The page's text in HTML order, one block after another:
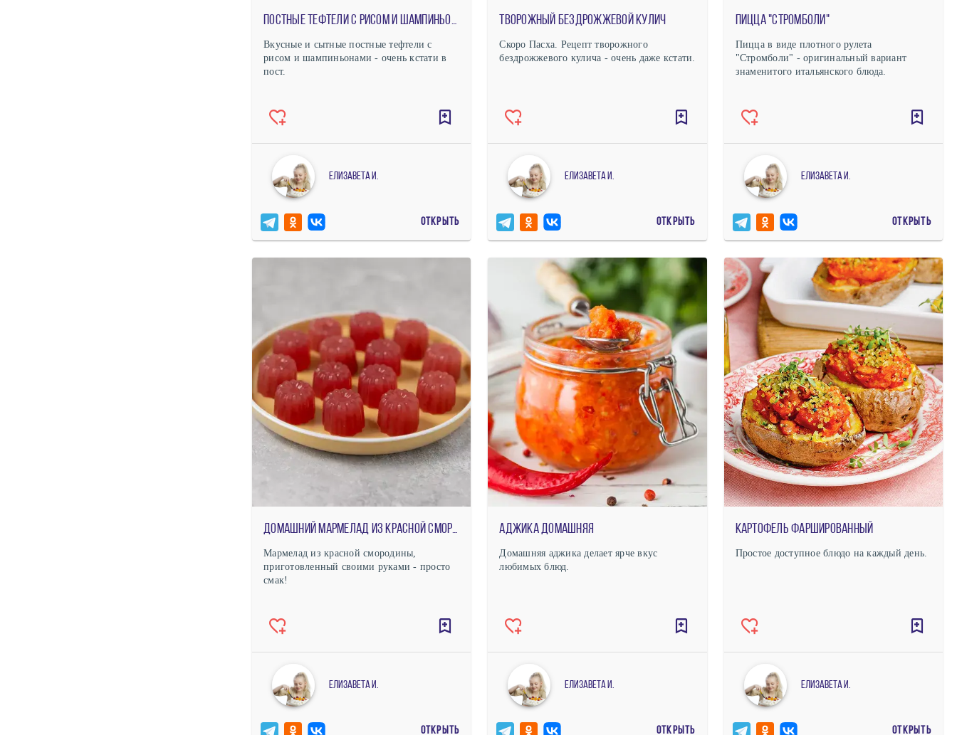
Постные тефтели с рисом и шампиньонами
Вкусные и сытные постные тефтели с
рисом и шампиньонами - очень кстати в
пост.
Елизавета И.
ОТКРЫТЬ
Творожный бездрожжевой кулич
Скоро Пасха. Рецепт творожного
бездрожжевого кулича - очень даже кстати.
Елизавета И.
ОТКРЫТЬ
Пицца "Стромболи"
Пицца в виде плотного рулета
"Стромболи" - оригинальный вариант
знаменитого итальянского блюда.
Елизавета И.
ОТКРЫТЬ
Домашний мармелад из красной смородины
Мармелад из красной смородины,
приготовленный своими руками - просто
смак!
Елизавета И.
ОТКРЫТЬ
Аджика домашняя
Домашняя аджика делает ярче вкус
любимых блюд.
Елизавета И.
ОТКРЫТЬ
Картофель фаршированный
Простое доступное блюдо на каждый день.
Елизавета И.
ОТКРЫТЬ